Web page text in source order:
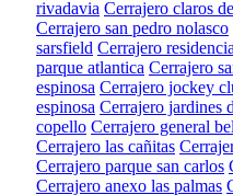
rivadavia Cerrajero claros
Cerrajero san pedro nolasco
sarsfield Cerrajero
parque atlantica Cerrajero
espinosa Cerrajero jockey
espinosa Cerrajero jardines
copello Cerrajero general
Cerrajero las cañitas
Cerrajero parque san carlos
Cerrajero anexo las palmas